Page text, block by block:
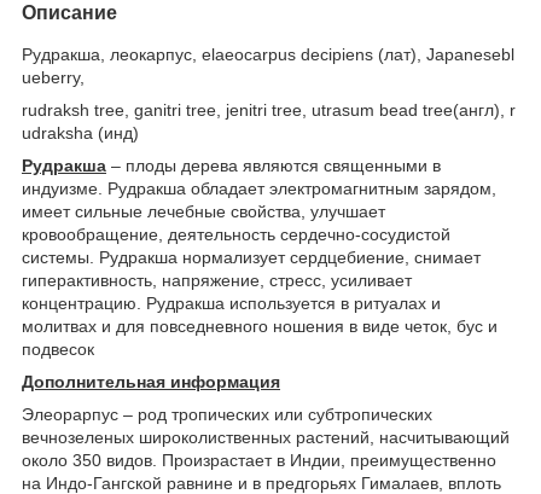
Описание
Рудракша, леокарпус, elaeocarpus decipiens (лат), Japanesebl
ueberry,
rudraksh tree, ganitri tree, jenitri tree, utrasum bead tree(англ), r
udraksha (инд)
Рудракша – плоды дерева являются священными в
индуизме. Рудракша обладает электромагнитным зарядом,
имеет сильные лечебные свойства, улучшает
кровообращение, деятельность сердечно-сосудистой
системы. Рудракша нормализует сердцебиение, снимает
гиперактивность, напряжение, стресс, усиливает
концентрацию. Рудракша используется в ритуалах и
молитвах и для повседневного ношения в виде четок, бус и
подвесок
Дополнительная информация
Элеорарпус – род тропических или субтропических
вечнозеленых широколиственных растений, насчитывающий
около 350 видов. Произрастает в Индии, преимущественно
на Индо-Гангской равнине и в предгорьях Гималаев, вплоть